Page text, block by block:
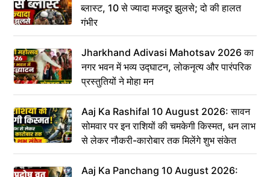
ब्लास्ट, 10 से ज्यादा मजदूर झुलसे; दो की हालत
गंभीर
Jharkhand Adivasi Mahotsav 2026 का
नगर भवन में भव्य उद्घाटन, लोकनृत्य और पारंपरिक
प्रस्तुतियों ने मोहा मन
Aaj Ka Rashifal 10 August 2026: सावन
सोमवार पर इन राशियों की चमकेगी किस्मत, धन लाभ
से लेकर नौकरी-कारोबार तक मिलेंगे शुभ संकेत
Aaj Ka Panchang 10 August 2026: